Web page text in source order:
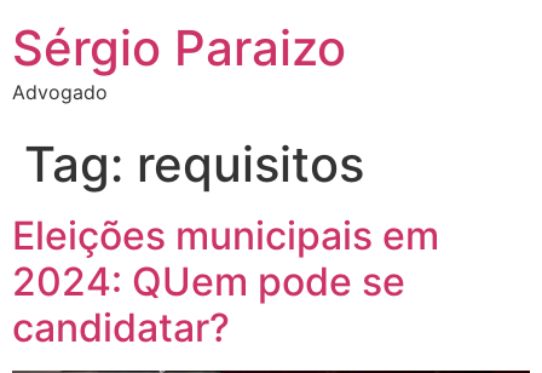
Sérgio Paraizo
Advogado
Tag: requisitos
Eleições municipais em
2024: QUem pode se
candidatar?